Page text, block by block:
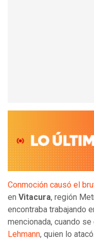
Conmoción causó el
en Vitacura, región
encontraba trabajando
mencionada, cuando se
Lehmann, quien lo atacó.